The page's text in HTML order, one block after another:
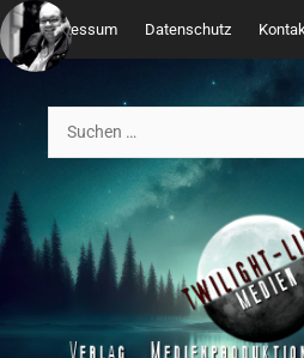
Zum
Inhalt
springen
Impressum Datenschutz
nach: